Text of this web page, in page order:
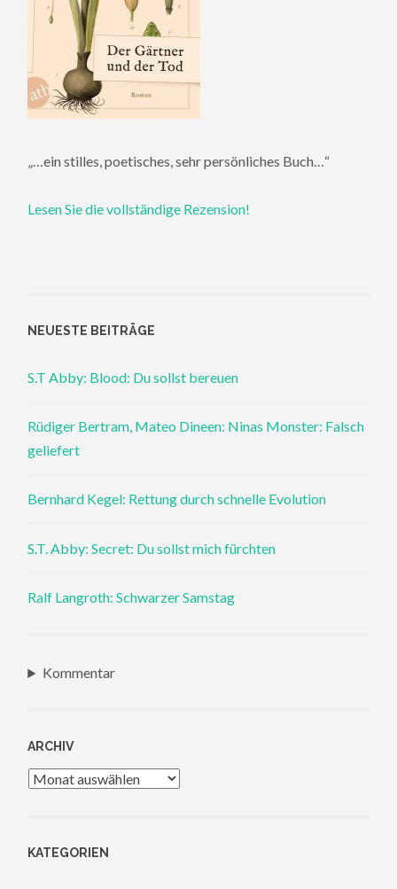
„…ein stilles, poetisches, sehr persönliches Buch…“
Lesen Sie die vollständige Rezension!
NEUESTE BEITRÄGE
S.T Abby: Blood: Du sollst bereuen
Rüdiger Bertram, Mateo Dineen: Ninas Monster: Falsch
geliefert
Bernhard Kegel: Rettung durch schnelle Evolution
S.T. Abby: Secret: Du sollst mich fürchten
Ralf Langroth: Schwarzer Samstag
Kommentar
ARCHIV
Archiv
KATEGORIEN